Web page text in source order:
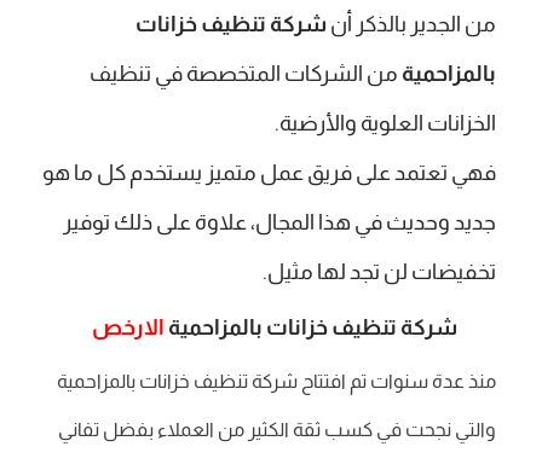
من الجدير بالذكر أن شركة تنظيف خزانات
بالمزاحمية من الشركات المتخصصة في تنظيف
الخزانات العلوية والأرضية.
فهي تعتمد على فريق عمل متميز يستخدم كل ما هو
جديد وحديث في هذا المجال، علاوة على ذلك توفير
تخفيضات لن تجد لها مثيل.
شركة تنظيف خزانات بالمزاحمية الارخص
منذ عدة سنوات تم افتتاح شركة تنظيف خزانات بالمزاحمية
والتي نجحت في كسب ثقة الكثير من العملاء بفضل تفاني